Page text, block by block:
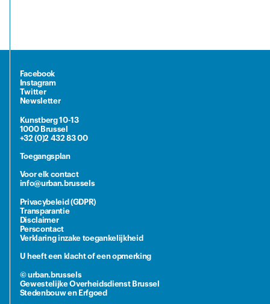
Facebook
Instagram
Twitter
Newsletter
Kunstberg 10-13
1000 Brussel
+32 (0)2 432 83 00
Toegangsplan
Voor elk contact
info@urban.brussels
Privacybeleid (GDPR)
Transparantie
Disclaimer
Perscontact
Verklaring inzake toegankelijkheid
U heeft een klacht of een opmerking
© urban.brussels
Gewestelijke Overheidsdienst Brussel
Stedenbouw en Erfgoed